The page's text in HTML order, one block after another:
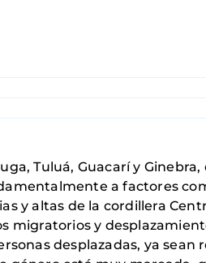
Tuluá, Guacarí y
a factores
y altas de la cordillera
migratorios y
desplazadas, ya sean